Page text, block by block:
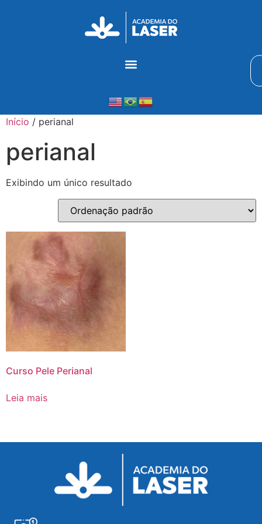
Início / perianal
perianal
Exibindo um único resultado
Curso Pele Perianal
Leia mais